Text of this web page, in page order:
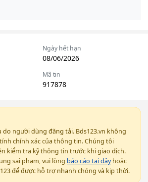
Ngày hết hạn
08/06/2026
Mã tin
917878
do người dùng đăng tải. Bds123.vn không
chính xác của thông tin. Chúng tôi
kiểm tra kỹ thông tin trước khi giao dịch.
sai phạm, vui lòng báo cáo tại đâyhoặc
để được hỗ trợ nhanh chóng và kịp thời.